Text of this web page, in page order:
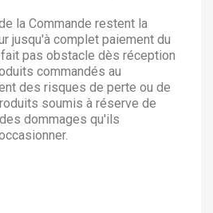
la Commande restent la
jusqu'à complet paiement du
pas obstacle dès réception
commandés au
des risques de perte ou de
soumis à réserve de
dommages qu'ils